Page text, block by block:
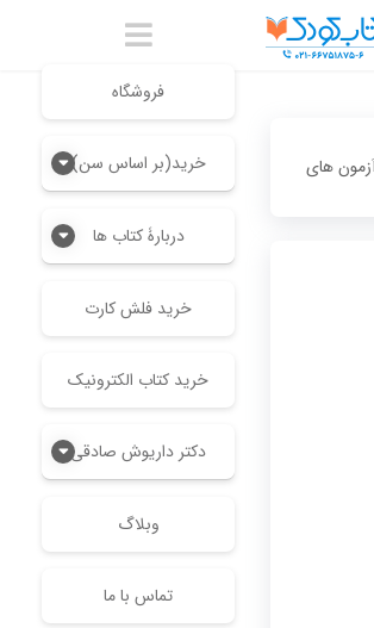
فروشگاه
خرید(بر اساس سن)
دربارۀ کتاب ها
خرید فلش کارت
خرید کتاب الکترونیک
دکتر داریوش صادقی
وبلاگ
تماس با ما
های